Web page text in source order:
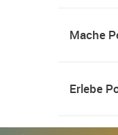
Mache
Erlebe